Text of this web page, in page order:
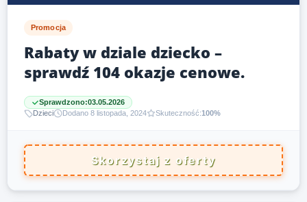
Promocja
Rabaty w dziale dziecko –
sprawdź 104 okazje cenowe.
Sprawdzono:03.05.2026
Dzieci
Dodano 8 listopada, 2024 Skuteczność:100%
Skorzystaj z oferty